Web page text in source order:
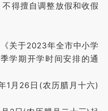
得擅自调整放假和收假
关于2023年全市中小学
学期开学时间安排的通
月26日(农历腊月十六)